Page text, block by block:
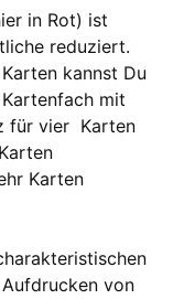
in Rot) ist
reduziert.
kannst Du
mit
für vier Karten
Karten
von